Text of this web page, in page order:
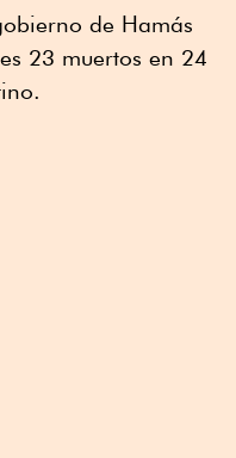
de Hamás
23 muertos en 24